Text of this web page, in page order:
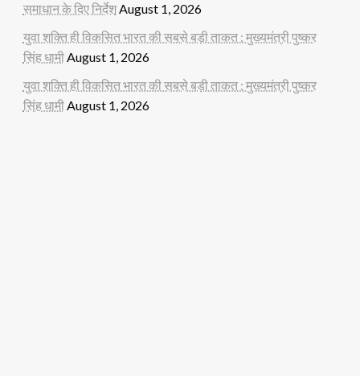
समाधान के दिए निर्देशAugust 1, 2026
युवा शक्ति ही विकसित भारत की सबसे बड़ी ताकत : मुख्यमंत्री पुष्कर
सिंह धामीAugust 1, 2026
युवा शक्ति ही विकसित भारत की सबसे बड़ी ताकत : मुख्यमंत्री पुष्कर
सिंह धामीAugust 1, 2026